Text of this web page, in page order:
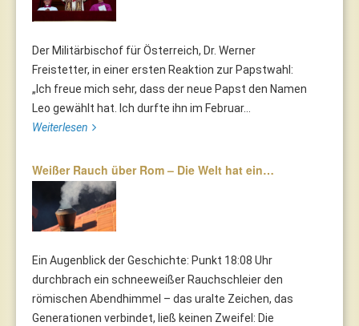
Der Militärbischof für Österreich, Dr. Werner
Freistetter, in einer ersten Reaktion zur Papstwahl:
„Ich freue mich sehr, dass der neue Papst den Namen
Leo gewählt hat. Ich durfte ihn im Februar...
Weiterlesen
Weißer Rauch über Rom – Die Welt hat ein…
Ein Augenblick der Geschichte: Punkt 18:08 Uhr
durchbrach ein schneeweißer Rauchschleier den
römischen Abendhimmel – das uralte Zeichen, das
Generationen verbindet, ließ keinen Zweifel: Die